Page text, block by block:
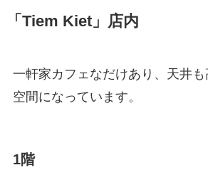
「Tiem Kiet」店内
一軒家カフェなだけあり、天井
空間になっています。
1階